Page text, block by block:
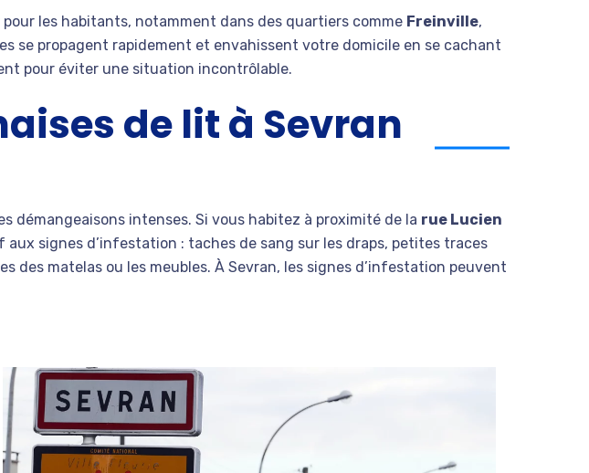
les habitants, notamment dans des quartiers comme Freinville,
se propagent rapidement et envahissent votre domicile en se cachant
pour éviter une situation incontrôlable.
de lit à Sevran
démangeaisons intenses. Si vous habitez à proximité de la rue Lucien
signes d’infestation : taches de sang sur les draps, petites traces
des matelas ou les meubles. À Sevran, les signes d’infestation peuvent